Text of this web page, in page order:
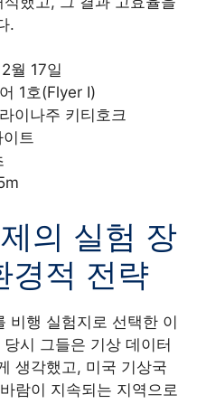
.
월 17일
1호(Flyer I)
이나주 키티호크
트
의 실험 장
경적 전략
비행 실험지로 선택한 이
시 그들은 기상 데이터
생각했고, 미국 기상국
람이 지속되는 지역으로